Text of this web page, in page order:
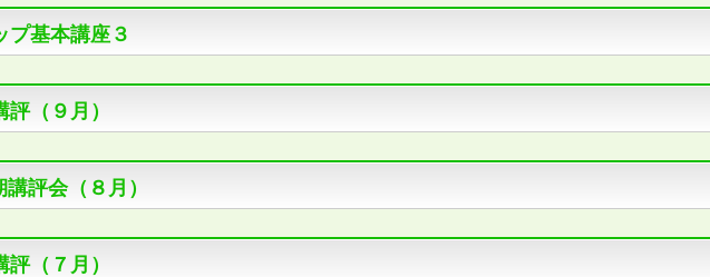
プ基本講座３
（９月）
講評会（８月）
（７月）